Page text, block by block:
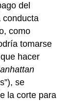
del
conducta
como
tomarse
hacer
se
la corte para